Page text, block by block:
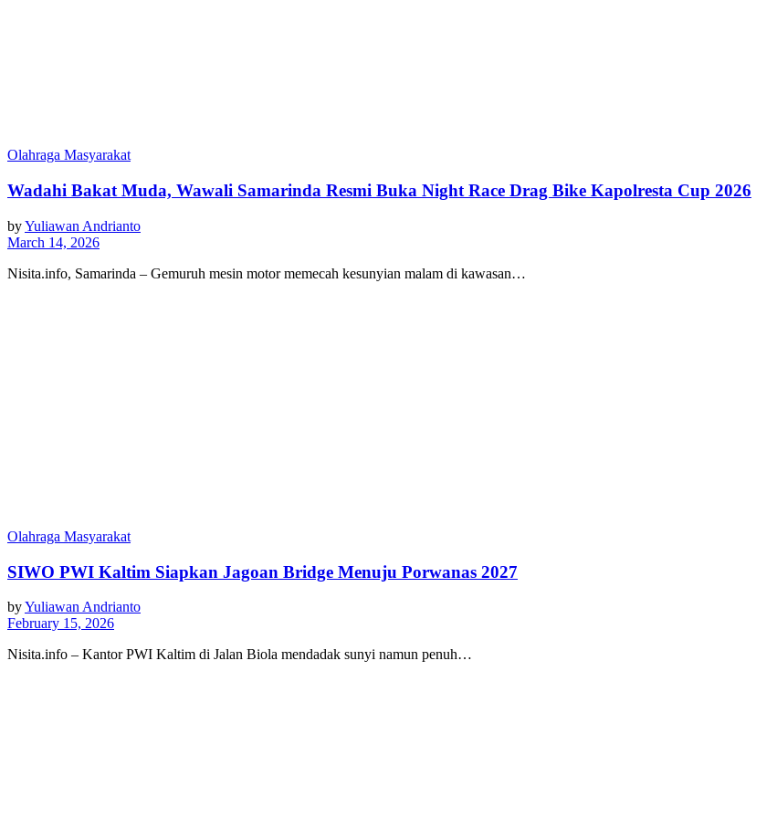
Olahraga Masyarakat
Wadahi Bakat Muda, Wawali Samarinda Resmi Buka Night Race Drag Bike Kapolresta Cup 2026
byYuliawan Andrianto
March 14, 2026
Nisita.info, Samarinda – Gemuruh mesin motor memecah kesunyian malam di kawasan…
Olahraga Masyarakat
SIWO PWI Kaltim Siapkan Jagoan Bridge Menuju Porwanas 2027
byYuliawan Andrianto
February 15, 2026
Nisita.info – Kantor PWI Kaltim di Jalan Biola mendadak sunyi namun penuh…